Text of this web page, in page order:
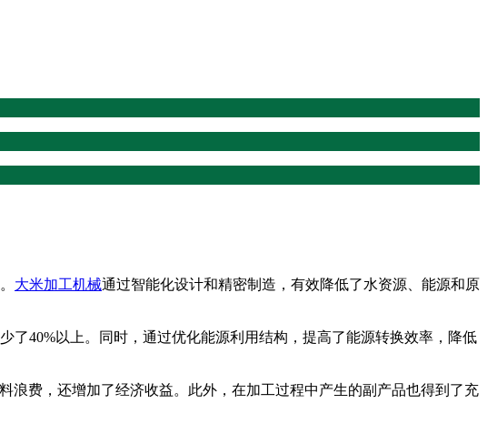
大米加工机械通过智能化设计和精密制造，有效降低了水资源、能源和原
40%以上。同时，通过优化能源利用结构，提高了能源转换效率，降低
费，还增加了经济收益。此外，在加工过程中产生的副产品也得到了充